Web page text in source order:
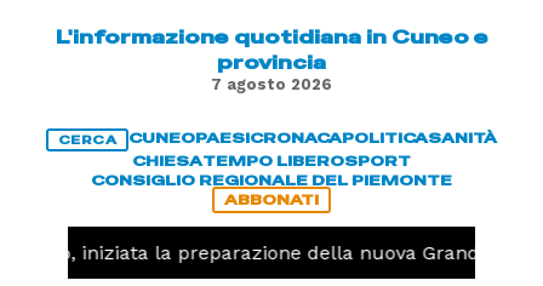
L'informazione quotidiana in Cuneo e
provincia
7 agosto 2026
CERCA CUNEOPAESICRONACAPOLITICASANITÀ
CHIESATEMPO LIBEROSPORT
CONSIGLIO REGIONALE DEL PIEMONTE
ABBONATI
iniziata la preparazione della nuova Granda Volley